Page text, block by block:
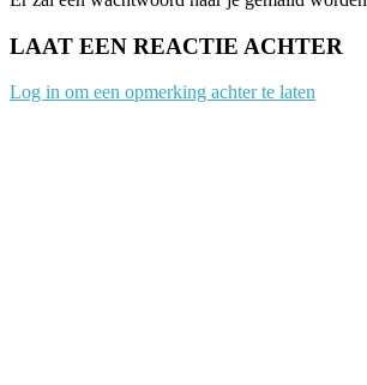
LAAT EEN REACTIE ACHTER
Log in om een opmerking achter te laten